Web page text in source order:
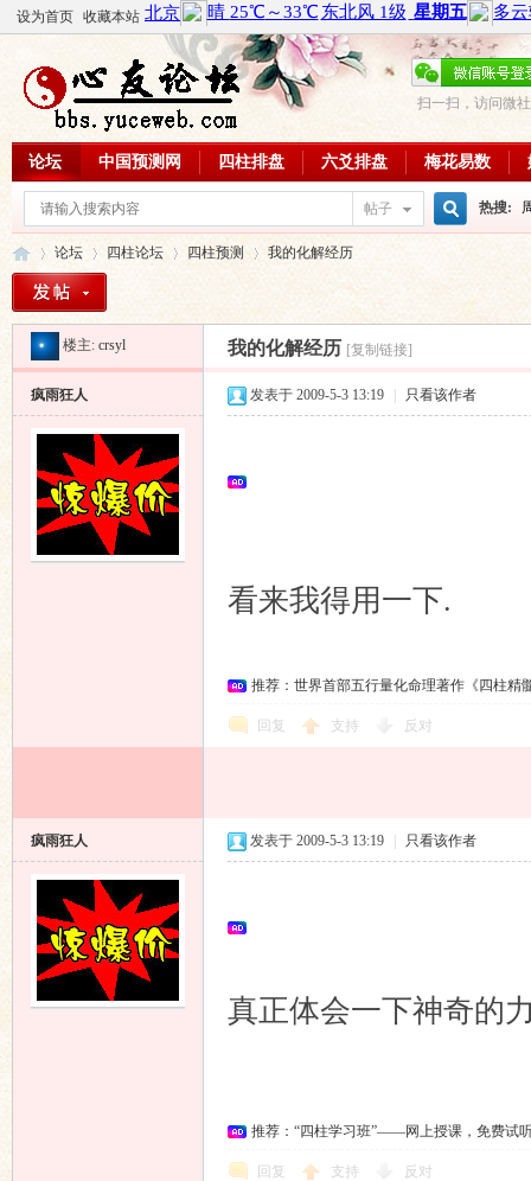
设为首页 收藏本站
扫一扫，访问微
论坛 中国预测网 四柱排盘 六爻排盘 梅花易数
帖子 热搜:
周易教
每日一
»
论坛
›
四柱论坛 四柱预测
›
我的化解经历
楼主: crsyl 我的化解经历 [复制链接]
疯雨狂人 发表于 2009-5-3 13:19 只看该作者
看来我得用一下.
推荐：世界首部五行量化命理著作《四柱精
回复 支持 反对
疯雨狂人 发表于 2009-5-3 13:19 只看该作者
真正体会一下神奇的
推荐：“四柱学习班”——网上授课，免费试
回复 支持 反对